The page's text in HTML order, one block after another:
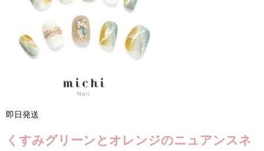
即日発送
くすみグリーンとオレンジのニュアンスネ